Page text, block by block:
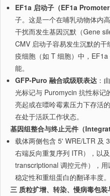
EF1a 启动子（EF1a Promoter
子。这是一个在哺乳动物体内
干扰而发生基因沉默（Gene
CMV 启动子容易发生沉默的
疫细胞（如 T 细胞）中，
能。
GFP-Puro 融合或级联表达 ：
光标记与 Puromycin 抗性标记
亮起或在嘌呤霉素压力下存活
在处于活跃工作状态。
基因组整合与终止元件（
载体两侧包含 5' WRE/LTR 及
右端反向重复序列 ITR），以
transcriptional 调控元件），
稳定性和重组蛋白的翻译丰度。
三 质粒扩增、转染、慢病毒包